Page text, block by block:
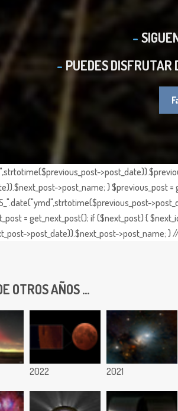
PUEDES DISFRUTAR
>post_name; } $previous_post =
= get_next_post(); if ($next_post) {
>post_date)).$next_post->post_name; }
OTROS AÑOS ...
2022 2021